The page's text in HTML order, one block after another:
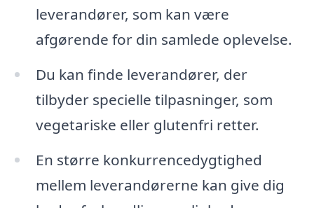
leverandører, som kan være
afgørende for din samlede oplevelse.
Du kan finde leverandører, der
tilbyder specielle tilpasninger, som
vegetariske eller glutenfri retter.
En større konkurrencedygtighed
mellem leverandørerne kan give dig